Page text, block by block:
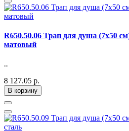
R650.50.06 Трап для душа (7х50
матовый
..
8 127.05 р.
В корзину